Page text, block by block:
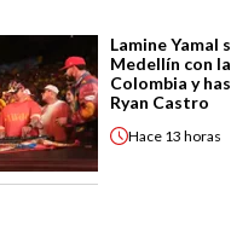
Lamine Yamal
Medellín con
Colombia y
Ryan Castro
Hace 13 horas